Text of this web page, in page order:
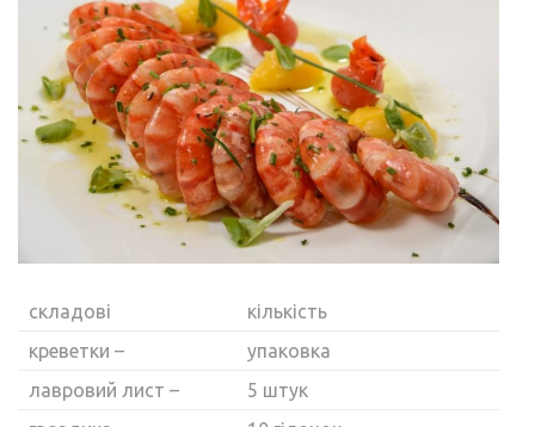
складові
кількість
креветки –
упаковка
лавровий лист –
5 штук